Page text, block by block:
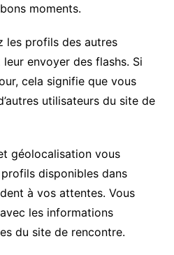
moments.
les profils des autres
envoyer des flashs. Si
cela signifie que vous
utilisateurs du site de
géolocalisation vous
disponibles dans
à vos attentes. Vous
les informations
du site de rencontre.